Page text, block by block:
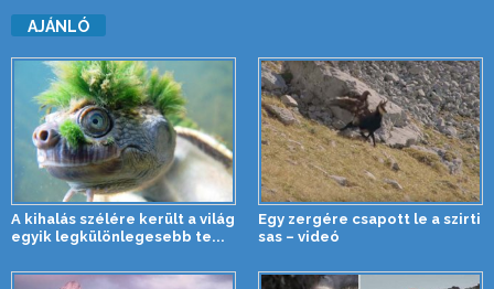
AJÁNLÓ
A kihalás szélére került a világ
egyik legkülönlegesebb te...
Egy zergére csapott le a szirti
sas – videó